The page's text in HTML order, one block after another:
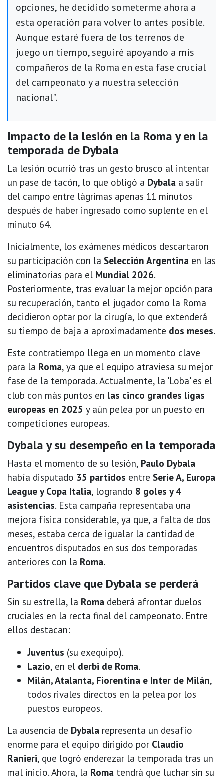
opciones, he decidido someterme ahora a
esta operación para volver lo antes posible.
Aunque estaré fuera de los terrenos de
juego un tiempo, seguiré apoyando a mis
compañeros de la Roma en esta fase crucial
del campeonato y a nuestra selección
nacional".
Impacto de la lesión en la Roma y en la
temporada de Dybala
La lesión ocurrió tras un gesto brusco al intentar
un pase de tacón, lo que obligó a Dybala a salir
del campo entre lágrimas apenas 11 minutos
después de haber ingresado como suplente en el
minuto 64.
Inicialmente, los exámenes médicos descartaron
su participación con la Selección Argentina en las
eliminatorias para el Mundial 2026.
Posteriormente, tras evaluar la mejor opción para
su recuperación, tanto el jugador como la Roma
decidieron optar por la cirugía, lo que extenderá
su tiempo de baja a aproximadamente dos meses.
Este contratiempo llega en un momento clave
para la Roma, ya que el equipo atraviesa su mejor
fase de la temporada. Actualmente, la 'Loba' es el
club con más puntos en las cinco grandes ligas
europeas en 2025 y aún pelea por un puesto en
competiciones europeas.
Dybala y su desempeño en la temporada
Hasta el momento de su lesión, Paulo Dybala
había disputado 35 partidos entre Serie A, Europa
League y Copa Italia, logrando 8 goles y 4
asistencias. Esta campaña representaba una
mejora física considerable, ya que, a falta de dos
meses, estaba cerca de igualar la cantidad de
encuentros disputados en sus dos temporadas
anteriores con la Roma.
Partidos clave que Dybala se perderá
Sin su estrella, la Roma deberá afrontar duelos
cruciales en la recta final del campeonato. Entre
ellos destacan:
Juventus (su exequipo).
Lazio, en el derbi de Roma.
Milán, Atalanta, Fiorentina e Inter de Milán,
todos rivales directos en la pelea por los
puestos europeos.
La ausencia de Dybala representa un desafío
enorme para el equipo dirigido por Claudio
Ranieri, que logró enderezar la temporada tras un
mal inicio. Ahora, la Roma tendrá que luchar sin su